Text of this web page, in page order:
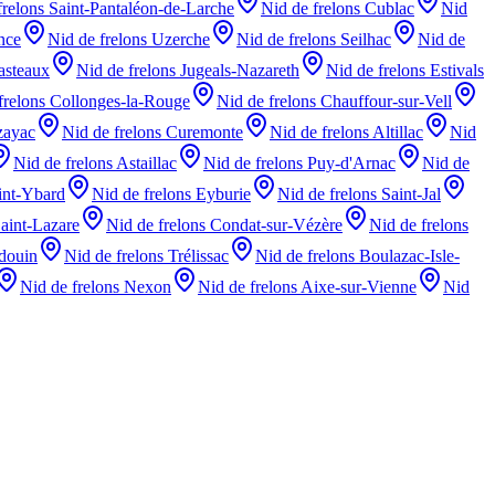
Saint-Pantaléon-de-Larche Nid de frelons Cublac
Nid
Nid de frelons Uzerche Nid de frelons Seilhac
Nid de
Nid de frelons Jugeals-Nazareth Nid de frelons Estivals
Collonges-la-Rouge Nid de frelons Chauffour-sur-Vell
Nid de frelons Curemonte Nid de frelons Altillac
Nid
Nid de frelons Astaillac Nid de frelons Puy-d'Arnac
Nid de
Ybard
Nid de frelons Eyburie Nid de frelons Saint-Jal
Lazare
Nid de frelons Condat-sur-Vézère
Nid de frelons
Nid de frelons Trélissac Nid de frelons Boulazac-Isle-
Nid de frelons Nexon Nid de frelons Aixe-sur-Vienne Nid